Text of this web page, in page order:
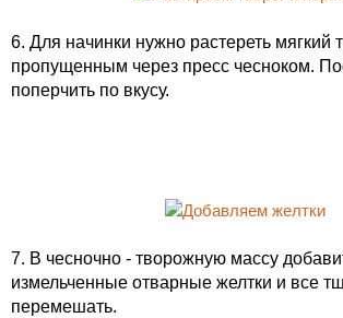
6. Для начинки нужно растереть мягкий
пропущенным через пресс чесноком.
поперчить по вкусу.
7. В чесночно - творожную массу
измельченные отварные желтки и все
перемешать.